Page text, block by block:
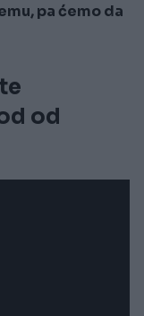
pa ćemo da
od